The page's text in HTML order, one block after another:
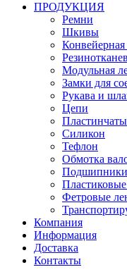
ПРОДУКЦИЯ
Ремни
Шкивы
Конвейерная
Модульная
Замки для
Рукава и
Цепи
Силикон
Тефлон
Обмотка
Подшипники
Фетровые
Компания
Информация
Доставка
Контакты